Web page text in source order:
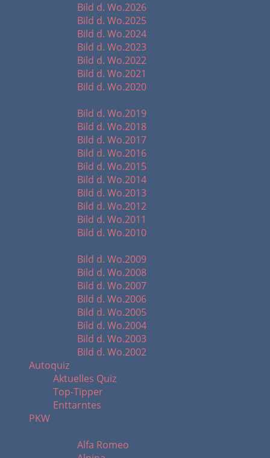
Bild d. Wo.2026
Bild d. Wo.2025
Bild d. Wo.2024
Bild d. Wo.2023
Bild d. Wo.2022
Bild d. Wo.2021
Bild d. Wo.2020
Bild d. Wo.2019
Bild d. Wo.2018
Bild d. Wo.2017
Bild d. Wo.2016
Bild d. Wo.2015
Bild d. Wo.2014
Bild d. Wo.2013
Bild d. Wo.2012
Bild d. Wo.2011
Bild d. Wo.2010
Bild d. Wo.2009
Bild d. Wo.2008
Bild d. Wo.2007
Bild d. Wo.2006
Bild d. Wo.2005
Bild d. Wo.2004
Bild d. Wo.2003
Bild d. Wo.2002
Autoquiz
Aktuelles Quiz
Top-Tipper
Enttarntes
PKW
Alfa Romeo